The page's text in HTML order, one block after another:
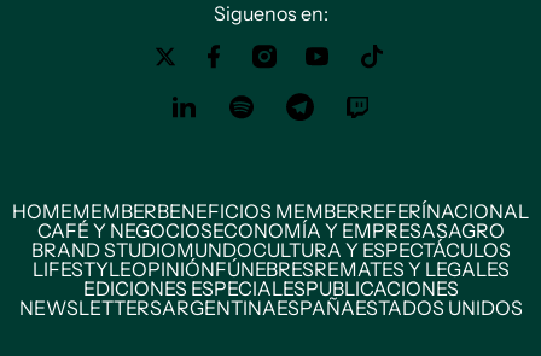
Siguenos en:
HOMEMEMBERBENEFICIOS MEMBERREFERÍNACIONAL
CAFÉ Y NEGOCIOSECONOMÍA Y EMPRESASAGRO
BRAND STUDIOMUNDOCULTURA Y ESPECTÁCULOS
LIFESTYLEOPINIÓNFÚNEBRESREMATES Y LEGALES
EDICIONES ESPECIALESPUBLICACIONES
NEWSLETTERSARGENTINAESPAÑAESTADOS UNIDOS